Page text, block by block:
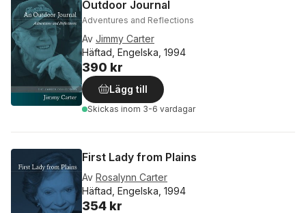
Outdoor Journal
Adventures and Reflections
Av Jimmy Carter
Häftad, Engelska, 1994
390 kr
Lägg till
Skickas inom 3-6 vardagar
First Lady from Plains
Av Rosalynn Carter
Häftad, Engelska, 1994
354 kr